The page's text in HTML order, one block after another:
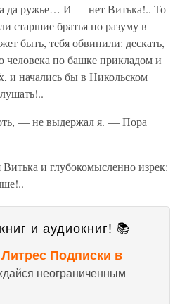
да ружье… И — нет Витька!.. То
старшие братья по разуму в
быть, тебя обвинили: дескать,
человека по башке прикладом и
и начались бы в Никольском
— не выдержал я. — Пора
и глубокомысленно изрек:
и аудиокниг! 📚
Подписки в
неограниченным